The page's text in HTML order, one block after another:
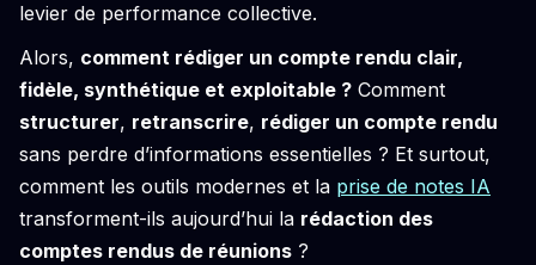
levier de performance collective.
Alors, comment rédiger un compte rendu clair,
fidèle, synthétique et exploitable ? Comment
structurer, retranscrire, rédiger un compte rendu
sans perdre d’informations essentielles ? Et surtout,
comment les outils modernes et la prise de notes IA
transforment-ils aujourd’hui la rédaction des
comptes rendus de réunions ?